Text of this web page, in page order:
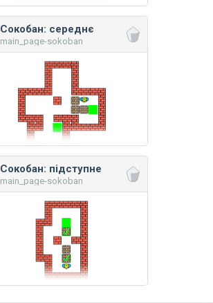
Сокобан: середнє
main_page-sokoban
Сокобан: підступне
main_page-sokoban